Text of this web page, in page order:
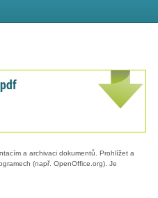
a archivaci dokumentů. Prohlížet a
(např. OpenOffice.org). Je